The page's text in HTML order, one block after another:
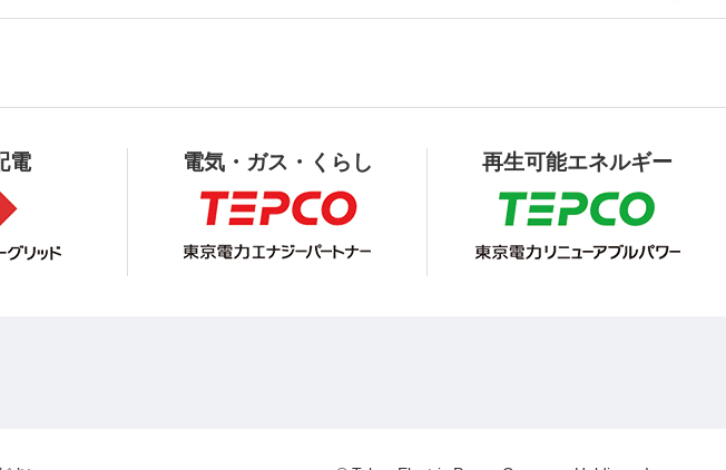
電 電気・ガス・くらし 再生可能エネルギー